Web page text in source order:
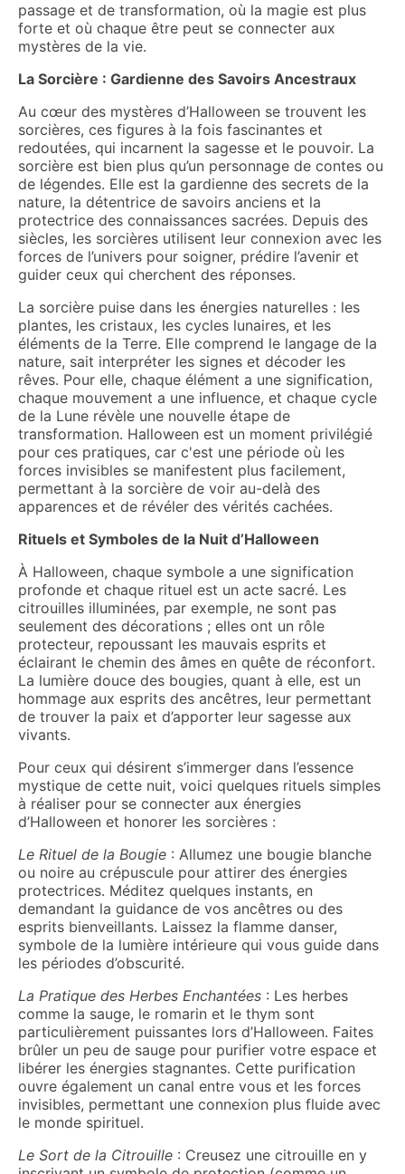
passage et de transformation, où la magie est plus
forte et où chaque être peut se connecter aux
mystères de la vie.
La Sorcière : Gardienne des Savoirs Ancestraux
Au cœur des mystères d’Halloween se trouvent les
sorcières, ces figures à la fois fascinantes et
redoutées, qui incarnent la sagesse et le pouvoir. La
sorcière est bien plus qu’un personnage de contes ou
de légendes. Elle est la gardienne des secrets de la
nature, la détentrice de savoirs anciens et la
protectrice des connaissances sacrées. Depuis des
siècles, les sorcières utilisent leur connexion avec les
forces de l’univers pour soigner, prédire l’avenir et
guider ceux qui cherchent des réponses.
La sorcière puise dans les énergies naturelles : les
plantes, les cristaux, les cycles lunaires, et les
éléments de la Terre. Elle comprend le langage de la
nature, sait interpréter les signes et décoder les
rêves. Pour elle, chaque élément a une signification,
chaque mouvement a une influence, et chaque cycle
de la Lune révèle une nouvelle étape de
transformation. Halloween est un moment privilégié
pour ces pratiques, car c'est une période où les
forces invisibles se manifestent plus facilement,
permettant à la sorcière de voir au-delà des
apparences et de révéler des vérités cachées.
Rituels et Symboles de la Nuit d’Halloween
À Halloween, chaque symbole a une signification
profonde et chaque rituel est un acte sacré. Les
citrouilles illuminées, par exemple, ne sont pas
seulement des décorations ; elles ont un rôle
protecteur, repoussant les mauvais esprits et
éclairant le chemin des âmes en quête de réconfort.
La lumière douce des bougies, quant à elle, est un
hommage aux esprits des ancêtres, leur permettant
de trouver la paix et d’apporter leur sagesse aux
vivants.
Pour ceux qui désirent s’immerger dans l’essence
mystique de cette nuit, voici quelques rituels simples
à réaliser pour se connecter aux énergies
d’Halloween et honorer les sorcières :
Le Rituel de la Bougie : Allumez une bougie blanche
ou noire au crépuscule pour attirer des énergies
protectrices. Méditez quelques instants, en
demandant la guidance de vos ancêtres ou des
esprits bienveillants. Laissez la flamme danser,
symbole de la lumière intérieure qui vous guide dans
les périodes d’obscurité.
La Pratique des Herbes Enchantées : Les herbes
comme la sauge, le romarin et le thym sont
particulièrement puissantes lors d’Halloween. Faites
brûler un peu de sauge pour purifier votre espace et
libérer les énergies stagnantes. Cette purification
ouvre également un canal entre vous et les forces
invisibles, permettant une connexion plus fluide avec
le monde spirituel.
Le Sort de la Citrouille : Creusez une citrouille en y